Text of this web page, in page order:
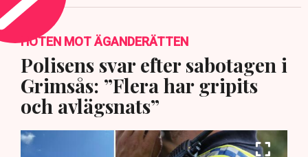
HOTEN MOT ÄGANDERÄTTEN
Polisens svar efter sabotagen i
Grimsås: ”Flera har gripits
och avlägsnats”